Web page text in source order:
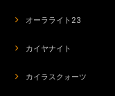
オーラライト23
カイヤナイト
カイラスクォーツ